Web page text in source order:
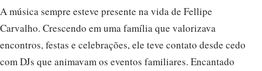
A música sempre esteve presente na vida de Fellipe
Carvalho. Crescendo em uma família que valorizava
encontros, festas e celebrações, ele teve contato desde cedo
com DJs que animavam os eventos familiares. Encantado